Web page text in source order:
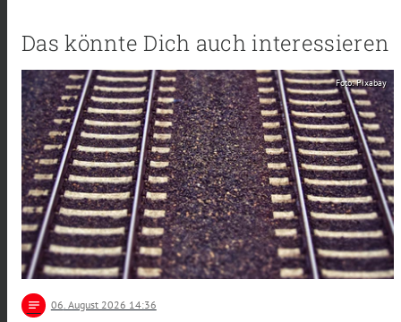
Das könnte Dich auch interessieren
Foto: Pixabay
notes 06. August 2026 14:36